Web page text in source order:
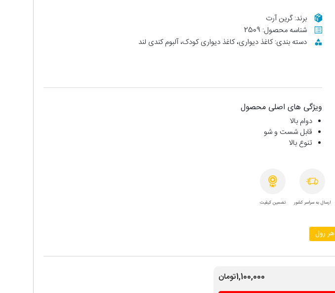
برند: گرین آرت
شناسه محصول: 2509
دسته بندی: کاغذ دیواری، کاغذ دیواری کودک، آلبوم کندی لند
ویژگی های اصلی محصول
دوام بالا
قابل شست و شو
تنوع بالا
ارسال به سراسر کشور تضمین کیفیت
هر رول
1,100,000تومان